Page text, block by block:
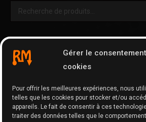
Gérer le
cookies
Pour offrir les meilleures expériences, nous
telles que les cookies pour stocker et/ou
appareils. Le fait de consentir à ces
traiter des données telles que le
Cartographie
GPX Editor
GPX Optimizer
Google Maps to GPX